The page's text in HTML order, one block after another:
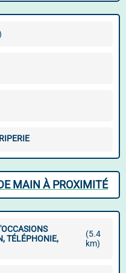
MAIN À PROXIMITÉ
TÉLÉPHONIE,
(5.4
km)